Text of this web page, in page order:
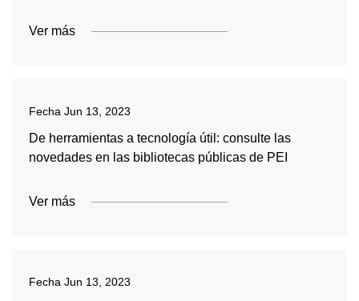
Ver más
Fecha Jun 13, 2023
De herramientas a tecnología útil: consulte las
novedades en las bibliotecas públicas de PEI
Ver más
Fecha Jun 13, 2023